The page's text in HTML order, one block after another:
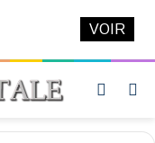
Switch
VOIR